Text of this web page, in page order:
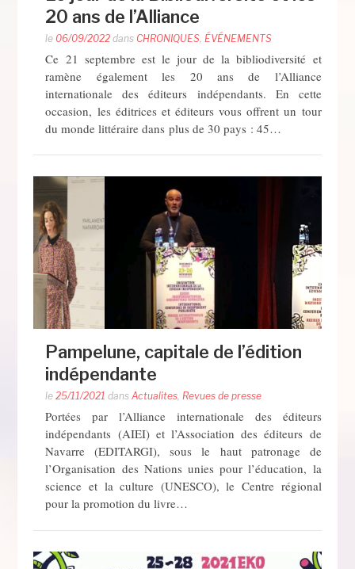
20 ans de l’Alliance
le 06/09/2022 dans CHRONIQUES ÉVÉNEMENTS
Ce 21 septembre est le jour de la bibliodiversité et
ramène également les 20 ans de l’Alliance
internationale des éditeurs indépendants. En cette
occasion, les éditrices et éditeurs vous offrent un tour
du monde littéraire dans plus de 30 pays : 45…
Pampelune, capitale de l’édition
indépendante
le25/11/2021 dansActualites,Revues de presse
Portées par l’Alliance internationale des éditeurs
indépendants (AIEI) et l’Association des éditeurs de
Navarre (EDITARGI), sous le haut patronage de
l’Organisation des Nations unies pour l’éducation, la
science et la culture (UNESCO), le Centre régional
pour la promotion du livre…